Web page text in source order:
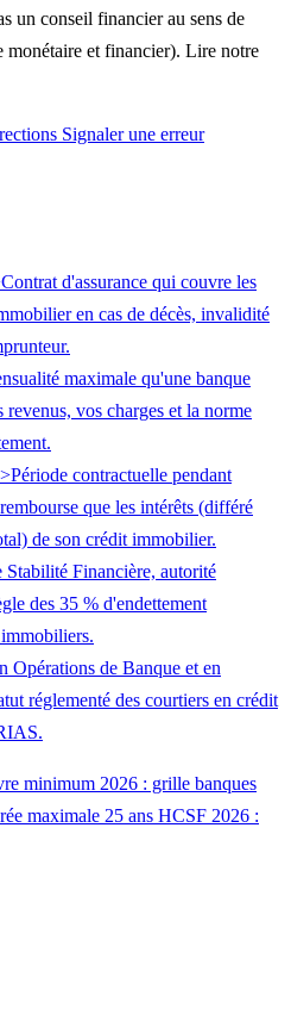
un conseil financier au sens de
et financier). Lire notre
Signaler une erreur
Contrat d'assurance qui couvre les
en cas de décès, invalidité
maximale qu'une banque
revenus, vos charges et la norme
Période contractuelle pendant
que les intérêts (différé
de son crédit immobilier.
Stabilité Financière, autorité
des 35 % d'endettement
Opérations de Banque et en
réglementé des courtiers en crédit
minimum 2026 : grille banques
maximale 25 ans HCSF 2026 :